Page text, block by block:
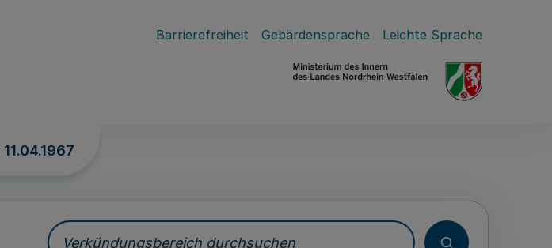
Barrierefreiheit Gebärdensprache Leichte Sprache
11.04.1967